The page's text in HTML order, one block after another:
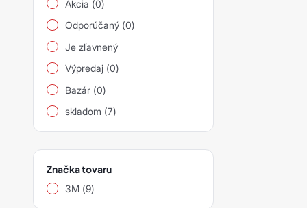
siavlies
siawat
Ostatní
Akcia (0)
Odporúčaný (0)
Je zľavnený
Výpredaj (0)
Bazár (0)
skladom (7)
Značka tovaru
3M (9)